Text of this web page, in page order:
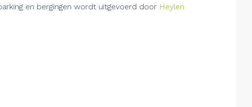
en bergingen wordt uitgevoerd door Heylen